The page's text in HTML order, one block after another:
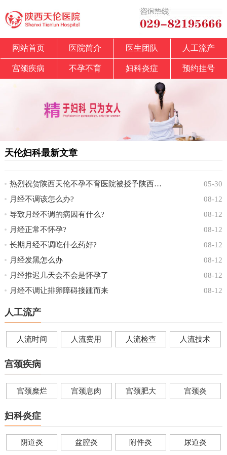
网站首页 医院简介 医生团队 人工流产
宫颈疾病 不孕不育 妇科炎症 预约挂号
天伦妇科最新文章
05-30
热烈祝贺陕西天伦不孕不育医院被授予陕西省中
08-12
月经不调该怎么办?
08-12
导致月经不调的病因有什么?
08-12
月经正常不怀孕?
08-12
长期月经不调吃什么药好?
08-12
月经发黑怎么办
08-12
月经推迟几天会不会是怀孕了
08-12
月经不调让排卵障碍接踵而来
人工流产
人流时间 人流费用 人流检查 人流技术
宫颈疾病
宫颈糜烂 宫颈息肉 宫颈肥大 宫颈炎
妇科炎症
阴道炎 盆腔炎 附件炎 尿道炎